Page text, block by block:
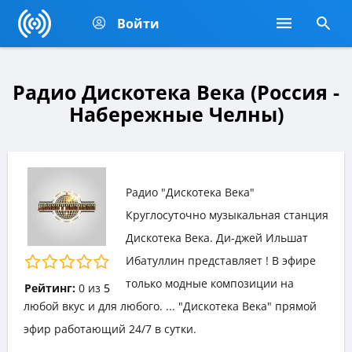
Войти
Радио Дискотека Века (Россия -
Набережные Челны)
Рейтинг: 0из 5
Радио "Дискотека Века"
Круглосуточно музыкальная станция
Дискотека Века. Ди-джей Ильшат
Ибатуллин представляет ! В эфире
только модные композиции на
любой вкус и для любого. ... "Дискотека Века" прямой
эфир работающий 24/7 в сутки.